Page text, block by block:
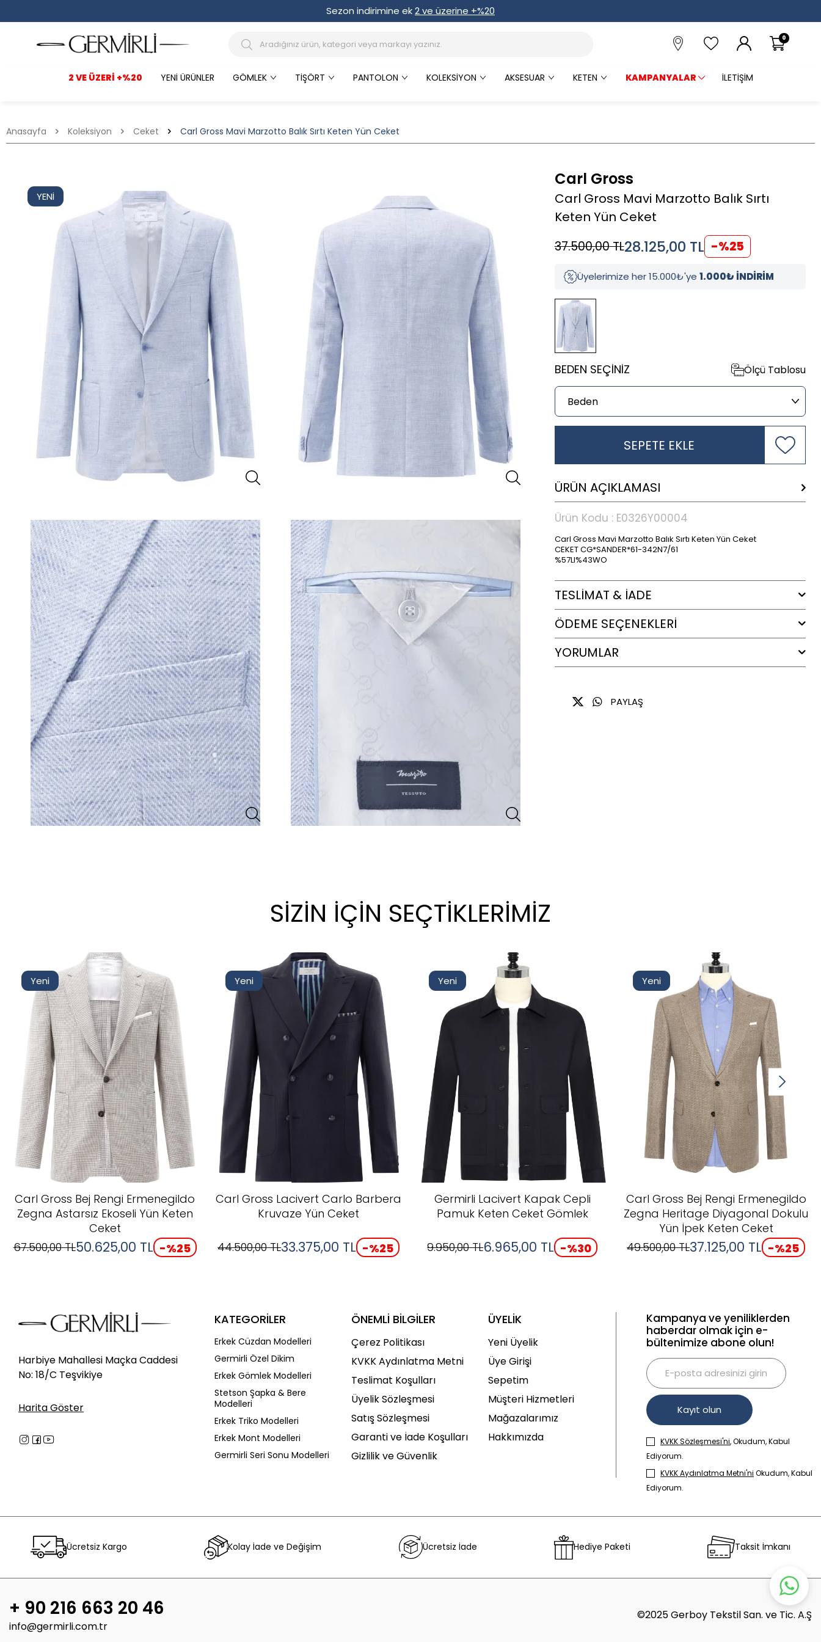
Sezon indirimine ek2 ve üzerine +%20
0
2 VE ÜZERI +%20 YENI ÜRÜNLER GÖMLEK TIŞÖRT PANTOLON KOLEKSIYON AKSESUAR KETEN İLETIŞIM
KAMPANYALAR
Anasayfa Koleksiyon Ceket Carl Gross Mavi Marzotto Balık Sırtı Keten Yün Ceket
YENI
Carl Gross
Carl Gross Mavi Marzotto Balık Sırtı
Keten Yün Ceket
37.500,00TL28.125,00 TL -%25
Üyelerimize her 15.000₺'ye 1.000₺ İNDİRİM
BEDEN SEÇINIZ Ölçü Tablosu
SEPETE EKLE
ÜRÜN AÇIKLAMASI
Ürün Kodu : E0326Y00004
Carl Gross Mavi Marzotto Balık Sırtı Keten Yün Ceket
CEKET CG*SANDER*61-342N7/61
%57LI%43WO
TESLİMAT & İADE
ÖDEME SEÇENEKLERI
YORUMLAR
PAYLAŞ
SİZİN İÇİN SEÇTİKLERİMİZ
Yeni
Carl Gross Bej Rengi Ermenegildo
Zegna Astarsız Ekoseli Yün Keten
Ceket
67.500,00TL50.625,00 TL -%25
Yeni
Carl Gross Lacivert Carlo Barbera
Kruvaze Yün Ceket
44.500,00TL33.375,00 TL -%25
Yeni
Germirli Lacivert Kapak Cepli
Pamuk Keten Ceket Gömlek
9.950,00TL6.965,00 TL -%30
Yeni
Carl Gross Bej Rengi Ermenegildo
Zegna Heritage Diyagonal Dokulu
Yün İpek Keten Ceket
49.500,00TL37.125,00 TL -%25
Harbiye Mahallesi Maçka Caddesi
No: 18/C Teşvikiye
Harita Göster
KATEGORİLER
Erkek Cüzdan Modelleri
Germirli Özel Dikim
Erkek Gömlek Modelleri
Stetson Şapka & Bere
Modelleri
Erkek Triko Modelleri
Erkek Mont Modelleri
Germirli Seri Sonu Modelleri
ÖNEMLİ BİLGİLER
Çerez Politikası
KVKK Aydınlatma Metni
Teslimat Koşulları
Üyelik Sözleşmesi
Satış Sözleşmesi
Garanti ve İade Koşulları
Gizlilik ve Güvenlik
ÜYELİK
Yeni Üyelik
Üye Girişi
Sepetim
Müşteri Hizmetleri
Mağazalarımız
Hakkımızda
Kampanya ve yeniliklerden
haberdar olmak için e-
bültenimize abone olun!
Kayıt olun
KVKK Sözleşmesi'ni, Okudum, Kabul
Ediyorum.
KVKK Aydınlatma Metni'ni Okudum, Kabul
Ediyorum.
Ücretsiz Kargo Kolay İade ve Değişim Ücretsiz İade Hediye Paketi Taksit İmkanı
+ 90 216 663 20 46
info@germirli.com.tr
©2025 Gerboy Tekstil San. ve Tic. A.Ş